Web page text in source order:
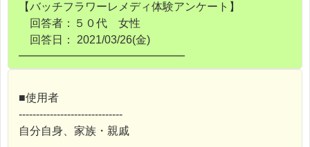
【バッチフラワーレメディ体験アンケート】
回答者：５０代 女性
回答日： 2021/03/26(金)
━━━━━━━━━━━━━━━
■使用者
------------------------------
自分自身、家族・親戚